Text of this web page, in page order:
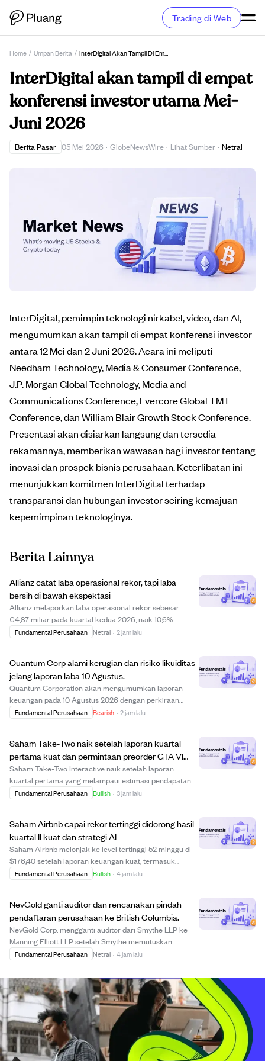
Trading di Web
Home / Umpan Berita / InterDigital Akan Tampil Di Empat Konferensi Investor Utama Mei-Juni 2026
InterDigital akan tampil di empat
konferensi investor utama Mei-
Juni 2026
Berita Pasar 05 Mei 2026 · GlobeNewsWire · Lihat Sumber · Netral
InterDigital, pemimpin teknologi nirkabel, video, dan AI,
mengumumkan akan tampil di empat konferensi investor
antara 12 Mei dan 2 Juni 2026. Acara ini meliputi
Needham Technology, Media & Consumer Conference,
J.P. Morgan Global Technology, Media and
Communications Conference, Evercore Global TMT
Conference, dan William Blair Growth Stock Conference.
Presentasi akan disiarkan langsung dan tersedia
rekamannya, memberikan wawasan bagi investor tentang
inovasi dan prospek bisnis perusahaan. Keterlibatan ini
menunjukkan komitmen InterDigital terhadap
transparansi dan hubungan investor seiring kemajuan
kepemimpinan teknologinya.
Berita Lainnya
Allianz catat laba operasional rekor, tapi laba
bersih di bawah ekspektasi
Allianz melaporkan laba operasional rekor sebesar
€4,87 miliar pada kuartal kedua 2026, naik 10,6%
dibanding tahun sebelumnya, didorong oleh kinerja kuat
Fundamental Perusahaan Netral · 2 jam lalu
Quantum Corp alami kerugian dan risiko likuiditas
jelang laporan laba 10 Agustus.
Quantum Corporation akan mengumumkan laporan
keuangan pada 10 Agustus 2026 dengan perkiraan
kerugian $0,15 per saham dan pendapatan $75,05 juta.
-1,45 dan...
Fundamental Perusahaan Bearish · 2 jam lalu
Saham Take-Two naik setelah laporan kuartal
pertama kuat dan permintaan preorder GTA VI
tinggi
Saham Take-Two Interactive naik setelah laporan
kuartal pertama yang melampaui estimasi pendapatan
dan EBITDA, didorong oleh hasil operasional yang kuat.
Fundamental Perusahaan Bullish · 3 jam lalu
Saham Airbnb capai rekor tertinggi didorong hasil
kuartal II kuat dan strategi AI
Saham Airbnb melonjak ke level tertinggi 52 minggu di
$176,40 setelah laporan keuangan kuat, termasuk
kenaikan pendapatan 17% dan pertumbuhan Gross
d...
Fundamental Perusahaan Bullish · 4 jam lalu
NevGold ganti auditor dan rencanakan pindah
pendaftaran perusahaan ke British Columbia.
NevGold Corp. mengganti auditor dari Smythe LLP ke
Manning Elliott LLP setelah Smythe memutuskan
berhenti audit perusahaan publik. Perubahan ini berlaku
Selain itu, NevGold mengajukan pindah pendaf...
Fundamental Perusahaan Netral · 4 jam lalu